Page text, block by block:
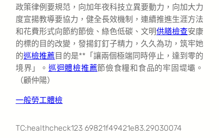
政策律例要規范，向加年夜科技立異要動力，向加大力
度宣揚教導要協力，健全長效機制，連續推進生涯方法
和花費形式向節約節儉、綠色低碳、文明供膳檢查安康
的標的目的改變，發揚釘釘子精力，久久為功，筑牢她
的巡檢推薦 目的是**「讓兩個極端同時停止，達到零的
境界」。 巡迴體檢推薦節儉食糧和食品的牢固堤壩。
（顧仲陽）
一般勞工體檢
TC:healthcheck123 69821f49421e83.29030074